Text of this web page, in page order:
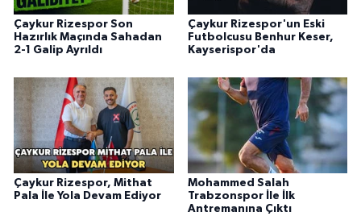
Çaykur Rizespor Son
Hazırlık Maçında Sahadan
2-1 Galip Ayrıldı
Çaykur Rizespor'un Eski
Futbolcusu Benhur Keser,
Kayserispor'da
Çaykur Rizespor, Mithat
Pala İle Yola Devam Ediyor
Mohammed Salah
Trabzonspor İle İlk
Antremanına Çıktı